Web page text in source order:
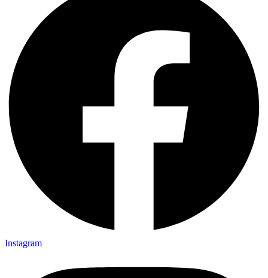
Instagram